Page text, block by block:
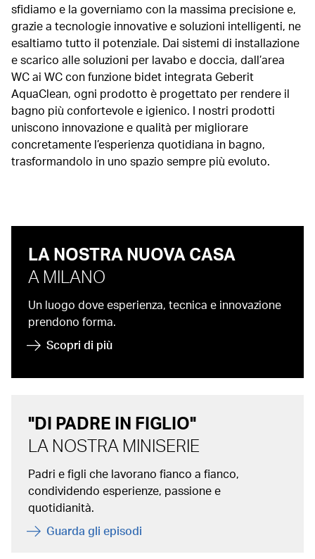
sfidiamo e la governiamo con la massima precisione e,
grazie a tecnologie innovative e soluzioni intelligenti, ne
esaltiamo tutto il potenziale. Dai sistemi di installazione
e scarico alle soluzioni per lavabo e doccia, dall’area
WC ai WC con funzione bidet integrata Geberit
AquaClean, ogni prodotto è progettato per rendere il
bagno più confortevole e igienico. I nostri prodotti
uniscono innovazione e qualità per migliorare
concretamente l’esperienza quotidiana in bagno,
trasformandolo in uno spazio sempre più evoluto.
LA NOSTRA NUOVA CASA
A MILANO
Un luogo dove esperienza, tecnica e innovazione
prendono forma.
Scopri di più
"DI PADRE IN FIGLIO"
LA NOSTRA MINISERIE
Padri e figli che lavorano fianco a fianco,
condividendo esperienze, passione e
quotidianità.
Guarda gli episodi